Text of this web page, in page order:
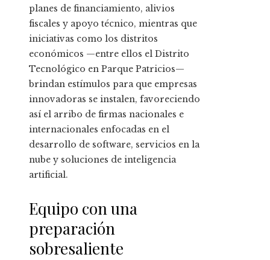
planes de financiamiento, alivios
fiscales y apoyo técnico, mientras que
iniciativas como los distritos
económicos —entre ellos el Distrito
Tecnológico en Parque Patricios—
brindan estímulos para que empresas
innovadoras se instalen, favoreciendo
así el arribo de firmas nacionales e
internacionales enfocadas en el
desarrollo de software, servicios en la
nube y soluciones de inteligencia
artificial.
Equipo con una
preparación
sobresaliente